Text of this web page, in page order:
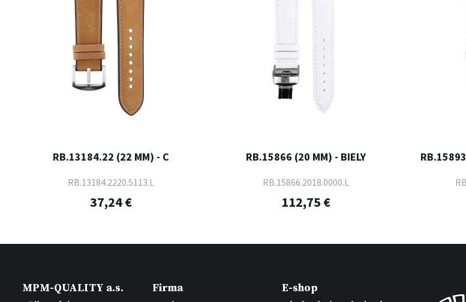
RB.13184.22 (22 MM) - C
RB.13184.2220.5113.L
37,24 €
RB.15866 (20 MM) - BIELY
RB.15866.2018.0000.L
112,75 €
MPM-QUALITY a.s.
Firma
E-shop